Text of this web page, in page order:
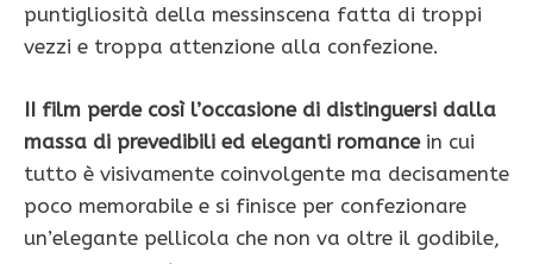
puntigliosità della messinscena fatta di troppi
vezzi e troppa attenzione alla confezione.
II film perde così l’occasione di distinguersi dalla
massa di prevedibili ed eleganti romancein cui
tutto è visivamente coinvolgente ma decisamente
poco memorabile e si finisce per confezionare
un’elegante pellicola che non va oltre il godibile,